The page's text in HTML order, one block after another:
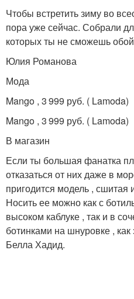
Чтобы встретить зиму во
пора уже сейчас. Собрали
которых ты не сможешь
Юлия Романова
Мода
Mango , 3 999 руб. ( Lamoda)
Mango , 3 999 руб. ( Lamoda)
В магазин
Если ты большая фанатка
отказаться от них даже в
пригодится модель , сшитая
Носить ее можно как с
высоком каблуке , так и в
ботинками на шнуровке ,
Белла Хадид.